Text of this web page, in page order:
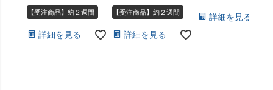
【受注商品】約２週間
詳細を見る
【受注商品】約２週間
詳細を見る
詳細を見る